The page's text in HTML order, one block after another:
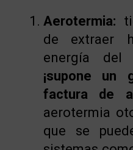
Aerotermia:
de extraer
energía
¡supone un
factura de
aerotermia
que se